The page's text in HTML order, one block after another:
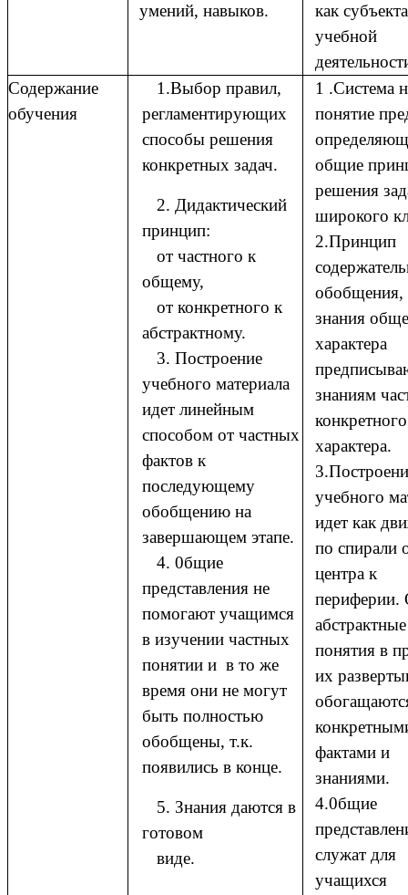
умений, навыков.
как субъекта
учебной
Содержание
обучения
1.Выбор правил,
регламентирующих
способы решения
конкретных задач.
2. Дидактический
принцип:
от частного к
общему,
от конкретного к
абстрактному.
3. Построение
учебного материала
идет линейным
способом от частных
фактов к
последующему
обобщению на
завершающем этапе.
4. 0бщие
представления не
помогают учащимся
в изучении частных
понятии и в то же
время они не могут
быть полностью
обобщены, т.к.
появились в конце.
5. Знания даются в
готовом
виде.
1 .Система
понятие
общие
решения
широкого
2.Принцип
обобщения,
знания
характера
знаниям
конкретного
характера.
учебного
идет как
по спирали
центра к
абстрактные
понятия в
их
фактами и
знаниями.
4.0бщие
служат для
учащихся